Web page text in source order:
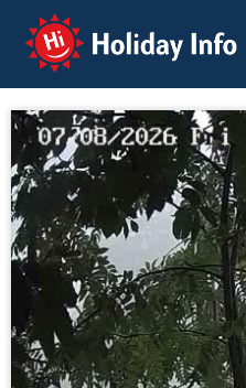
Holiday Info